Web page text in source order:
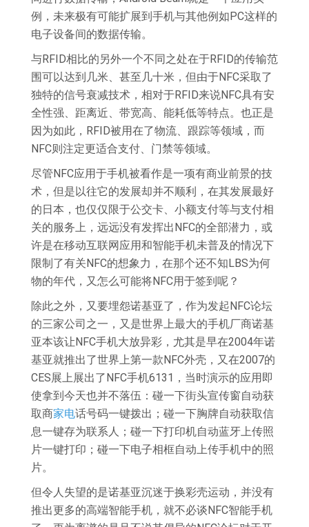
例，未来极有可能扩展到手机与其他例如PC这样的
电子设备间的数据传输。
与RFID相比的另外一个不同之处在于RFID的传输范
围可以达到几米、甚至几十米，但由于NFC采取了
独特的信号衰减技术，相对于RFID来说NFC具有安
全性强、距离近、带宽高、能耗低等特点。也正是
因为如此，RFID被用在了物流、跟踪等领域，而
NFC则注定更适合支付、门禁等领域。
尽管NFC应用于手机被看作是一项有商业前景的技
术，但是以往它的发展却并不顺利，在其发展最好
的日本，也仅仅限于公交卡、小额支付等与支付相
关的服务上，远远没有发挥出NFC的全部潜力，或
许是在移动互联网应用和智能手机未普及的情况下
限制了有关NFC的想象力，在那个还不知LBS为何
物的年代，又怎么可能将NFC用于签到呢？
除此之外，又要埋怨诺基亚了，作为发起NFC论坛
的三家公司之一，又是世界上最大的手机厂商诺基
亚本该让NFC手机大放异彩，尤其是早在2004年诺
基亚就推出了世界上第一款NFC外壳，又在2007的
CES展上展出了NFC手机6131，当时演示的应用即
使拿到今天也并不落伍：碰一下街头宣传窗自动获
取商家电话号码一键拨出；碰一下胸牌自动获取信
息一键存为联系人；碰一下打印机自动蓝牙上传照
片一键打印；碰一下电子相框自动上传手机中的照
片。
但令人失望的是诺基亚沉迷于换彩壳运动，并没有
推出更多的高端智能手机，就不必谈NFC智能手机